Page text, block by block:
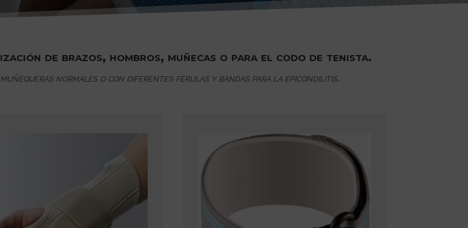
de brazos, hombros, muñecas o para el codo de tenista.
normales o con diferentes férulas y bandas para la epicondilitis.